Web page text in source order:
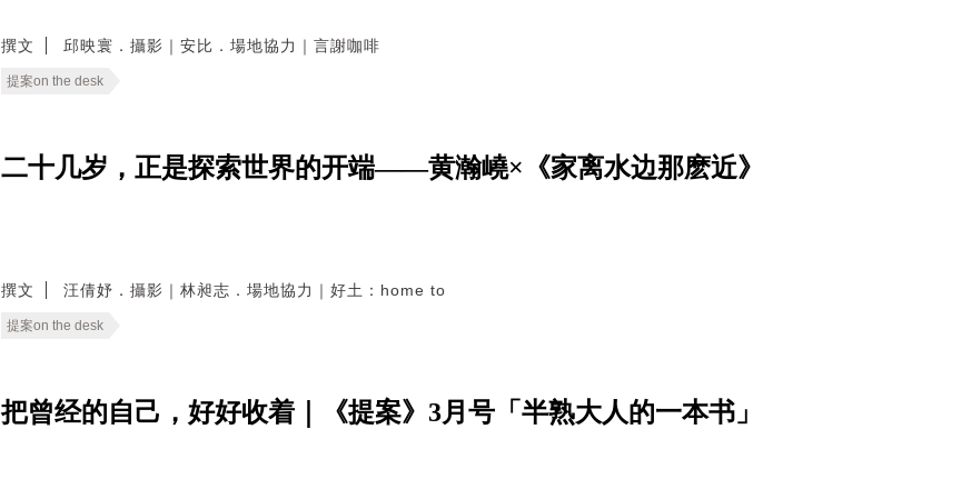
撰文 邱映寰．攝影｜安比．場地協力｜言謝咖啡
提案on the desk
二十几岁，正是探索世界的开端——黄瀚嶢×《家离水边那麽近》
撰文 汪倩妤．攝影｜林昶志．場地協力｜好土：home to
提案on the desk
把曾经的自己，好好收着｜《提案》3月号「半熟大人的一本书」